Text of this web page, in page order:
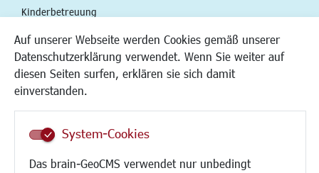
Auf unserer Webseite werden Cookies gemäß unserer
Datenschutzerklärung verwendet. Wenn Sie weiter auf
diesen Seiten surfen, erklären sie sich damit
einverstanden.
System-Cookies
Das brain-GeoCMS verwendet nur unbedingt
Kinderbetreuung
Institutionen für Familien
Frauen
Senioren/Haltestelle
Inklusion
Schule
Migration und Zusammenleben
Ukrainehilfe